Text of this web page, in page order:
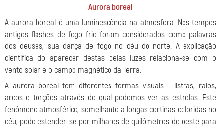
Aurora boreal
A aurora boreal é uma luminescência na atmosfera. Nos tempos
antigos flashes de fogo frio foram considerados como palavras
dos deuses, sua dança de fogo no céu do norte. A explicação
científica do aparecer destas belas luzes relaciona-se com o
vento solar e o campo magnético da Terra.
A aurora boreal tem diferentes formas visuais - listras, raios,
arcos e torções através do qual podemos ver as estrelas. Este
fenômeno atmosférico, semelhante a longas cortinas coloridas no
céu, pode estender-se por milhares de quilômetros de oeste para